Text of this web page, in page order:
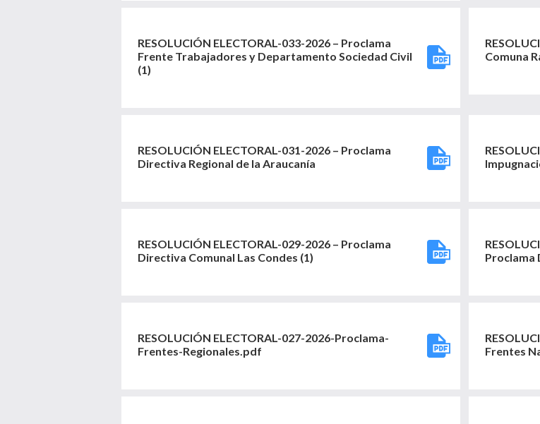
RESOLUCIÓN ELECTORAL-033-2026 – Proclama
Frente Trabajadores y Departamento Sociedad Civil
(1)
Comuna
RESOLUCIÓN ELECTORAL-031-2026 – Proclama
Directiva Regional de la Araucanía
RESOLUCIÓN ELECTORAL-029-2026 – Proclama
Directiva Comunal Las Condes (1)
Proclama
RESOLUCIÓN ELECTORAL-027-2026-Proclama-
Frentes-Regionales.pdf
Frentes